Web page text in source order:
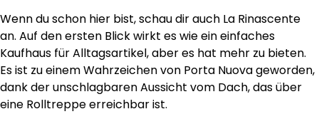
Wenn du schon hier bist, schau dir auch La Rinascente
an. Auf den ersten Blick wirkt es wie ein einfaches
Kaufhaus für Alltagsartikel, aber es hat mehr zu bieten.
Es ist zu einem Wahrzeichen von Porta Nuova geworden,
dank der unschlagbaren Aussicht vom Dach, das über
eine Rolltreppe erreichbar ist.